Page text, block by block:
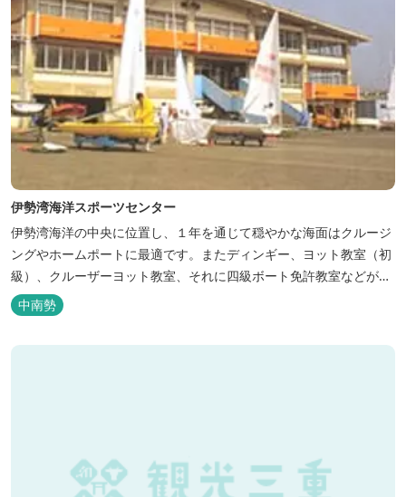
伊勢湾海洋スポーツセンター
伊勢湾海洋の中央に位置し、１年を通じて穏やかな海面はクルージ
ングやホームポートに最適です。またディンギー、ヨット教室（初
級）、クルーザーヨット教室、それに四級ボート免許教室などが開
催されています。レンタルヨットもあります。
中南勢